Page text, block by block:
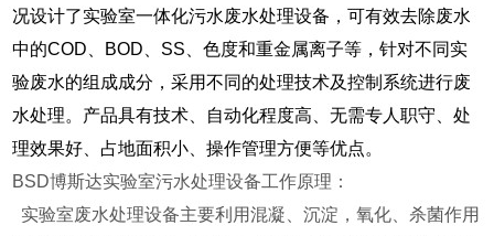
况设计了实验室一体化污水废水处理设备，可有效去除废水
中的COD
BOD
SS、色度和重金属离子等，针对不同实
验废水的组成成分，采用不同的处理技术及控制系统进行废
水处理。产品具有技术、自动化程度高、无需专人职守、处
理效果好、占地面积小、操作管理方便等优点。
BSD博斯达实验室污水处理设备工作原理：
实验室废水处理设备主要利用混凝、沉淀，氧化、杀菌作用